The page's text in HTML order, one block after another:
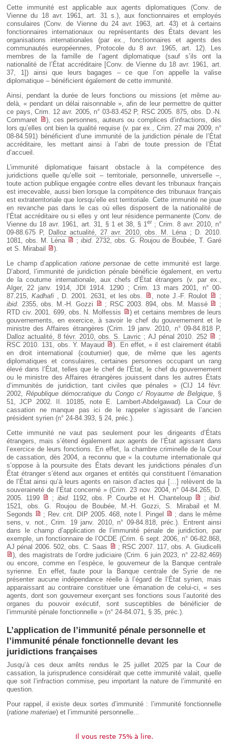
Cette immunité est applicable aux agents diplomatiques (Conv. de
Vienne du 18 avr. 1961, art. 31 s.), aux fonctionnaires et employés
consulaires (Conv. de Vienne du 24 avr. 1963, art. 43) et à certains
fonctionnaires internationaux ou représentants des États devant les
organisations internationales (par ex., fonctionnaires et agents des
communautés européennes, Protocole du 8 avr. 1965, art. 12). Les
membres de la famille de l’agent diplomatique (sauf s’ils ont la
nationalité de l’État accréditaire [Conv. de Vienne du 18 avr. 1961, art.
37, 1]) ainsi que leurs bagages – ce que l’on appelle la valise
diplomatique – bénéficient également de cette immunité.
Ainsi, pendant la durée de leurs fonctions ou missions (et même au-
delà, « pendant un délai raisonnable », afin de leur permettre de quitter
ce pays, Crim. 12 avr. 2005, n° 03-83.452 P, RSC 2005. 875, obs. D.-N.
Commaret
), ces personnes, auteurs ou complices d’infractions, dès
lors qu’elles ont bien la qualité requise (v. par ex., Crim. 27 mai 2009, n°
08-84.591) bénéficient d’une immunité de la juridiction pénale de l’État
accréditaire, les mettant ainsi à l’abri de toute pression de l’État
d’accueil.
L’immunité diplomatique faisant obstacle à la compétence des
juridictions quelle qu’elle soit – territoriale, personnelle, universelle –,
toute action publique engagée contre elles devant les tribunaux français
est irrecevable, aussi bien lorsque la compétence des tribunaux français
est extraterritoriale que lorsqu’elle est territoriale. Cette immunité ne joue
en revanche pas dans le cas où elles disposent de la nationalité de
l’État accréditaire ou si elles y ont leur résidence permanente (Conv. de
Vienne du 18 avr. 1961, art. 31, § 1 et 38, § 1er ; Crim. 8 avr. 2010, n°
09-88.675 P, Dalloz actualité, 27 avr. 2010, obs. M. Léna; D. 2010.
1081, obs. M. Léna
; ibid. 2732, obs. G. Roujou de Boubée, T. Garé
et S. Mirabail
).
Le champ d’application ratione personae de cette immunité est large.
D’abord, l’immunité de juridiction pénale bénéficie également, en vertu
de la coutume internationale, aux chefs d’État étrangers (v. par ex.,
Alger, 22 janv. 1914, JDI 1914. 1290 ; Crim. 13 mars 2001, n° 00-
87.215, Kadhafi, D. 2001. 2631, et les obs. , note J.-F. Roulot
;
ibid. 2355, obs. M.-H. Gozzi ; RSC 2003. 894, obs. M. Massé
;
RTD civ. 2001. 699, obs. N. Molfessis
) et certains membres de leurs
gouvernements, en exercice, à savoir le chef du gouvernement et le
ministre des Affaires étrangères (Crim. 19 janv. 2010, n° 09-84.818 P,
Dalloz actualité, 8 févr. 2010, obs. S. Lavric ; AJ pénal 2010. 252
;
RSC 2010. 131, obs. Y. Mayaud
). En effet, « il est clairement établi
en droit international (coutumier) que, de même que les agents
diplomatiques et consulaires, certaines personnes occupant un rang
élevé dans l’État, telles que le chef de l’État, le chef du gouvernement
ou le ministre des Affaires étrangères jouissent dans les autres États
d’immunités de juridiction, tant civiles que pénales » (CIJ 14 févr.
2002,République démocratique du Congo c/ Royaume de Belgique, §
51, JCP 2002. II. 10185, note E. Lambert-Abdelgawad). La Cour de
cassation ne manque pas ici de le rappeler s’agissant de l’ancien
président syrien (n° 24-84.393, § 24, préc.).
Cette immunité ne vaut pas seulement pour les dirigeants d’États
étrangers, mais s’étend également aux agents de l’État agissant dans
l’exercice de leurs fonctions. En effet, la chambre criminelle de la Cour
de cassation, dès 2004, a reconnu que « la coutume internationale qui
s’oppose à la poursuite des États devant les juridictions pénales d’un
État étranger s’étend aux organes et entités qui constituent l’émanation
de l’État ainsi qu’à leurs agents en raison d’actes qui […] relèvent de la
souveraineté de l’État concerné » (Crim. 23 nov. 2004, n° 04-84.265, D.
2005. 1199
; ibid. 1192, obs. P. Courbe et H. Chanteloup ;ibid.
1521, obs. G. Roujou de Boubée, M.-H. Gozzi, S. Mirabail et M.
Segonds
; Rev. crit. DIP 2005. 468, note I. Pingel
; dans le même
sens, v. not., Crim. 19 janv. 2010, n° 09-84.818, préc.). Entrent ainsi
dans le champ d’application de l’immunité pénale de juridiction, par
exemple, un fonctionnaire de l’OCDE (Crim. 6 sept. 2006, n° 06-82.868,
AJ pénal 2006. 502, obs. C. Saas
; RSC 2007. 117, obs. A. Giudicelli
), des magistrats de l’ordre judiciaire (Crim. 6 juin 2023, n° 22-82.469)
ou encore, comme en l’espèce, le gouverneur de la Banque centrale
syrienne. En effet, faute pour la Banque centrale de Syrie de ne
présenter aucune indépendance réelle à l’égard de l’État syrien, mais
apparaissant au contraire constituer une émanation de celui-ci, « ses
agents, dont son gouverneur exerçant ses fonctions sous l’autorité des
organes du pouvoir exécutif, sont susceptibles de bénéficier de
l’immunité pénale fonctionnelle » (n° 24-84.071, § 35, préc.).
L’application de l’immunité pénale personnelle et
l’immunité pénale fonctionnelle devant les
juridictions françaises
Jusqu’à ces deux arrêts rendus le 25 juillet 2025 par la Cour de
cassation, la jurisprudence considérait que cette immunité valait, quelle
que soit l’infraction commise, peu important la nature de l’immunité en
question.
Pour rappel, il existe deux sortes d’immunité : l’immunité fonctionnelle
(ratione materiae) et l’immunité personnelle...
Il vous reste 75% à lire.